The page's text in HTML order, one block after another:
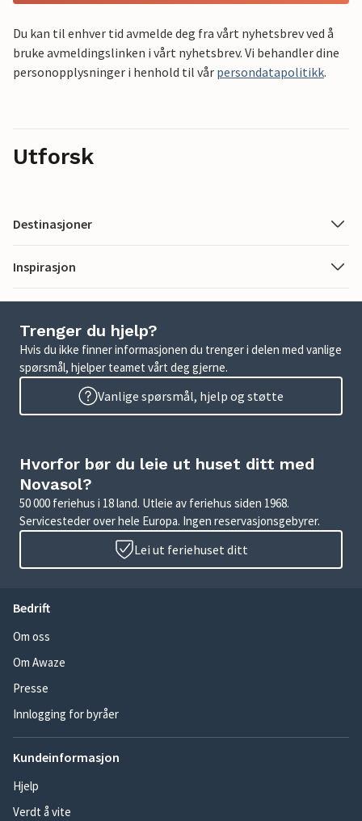
Du kan til enhver tid avmelde deg fra vårt nyhetsbrev ved å
bruke avmeldingslinken i vårt nyhetsbrev. Vi behandler dine
personopplysninger i henhold til vår persondatapolitikk.
Utforsk
Destinasjoner
Inspirasjon
Trenger du hjelp?
Hvis du ikke finner informasjonen du trenger i delen med vanlige
spørsmål, hjelper teamet vårt deg gjerne.
Vanlige spørsmål, hjelp og støtte
Hvorfor bør du leie ut huset ditt med
Novasol?
50 000 feriehus i 18 land. Utleie av feriehus siden 1968.
Servicesteder over hele Europa. Ingen reservasjonsgebyrer.
Lei ut feriehuset ditt
Bedrift
Om oss
Om Awaze
Presse
Innlogging for byråer
Kundeinformasjon
Hjelp
Verdt å vite